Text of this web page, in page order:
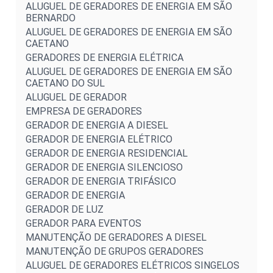
ALUGUEL DE GERADORES DE ENERGIA EM SÃO
BERNARDO
ALUGUEL DE GERADORES DE ENERGIA EM SÃO
CAETANO
GERADORES DE ENERGIA ELÉTRICA
ALUGUEL DE GERADORES DE ENERGIA EM SÃO
CAETANO DO SUL
ALUGUEL DE GERADOR
EMPRESA DE GERADORES
GERADOR DE ENERGIA A DIESEL
GERADOR DE ENERGIA ELÉTRICO
GERADOR DE ENERGIA RESIDENCIAL
GERADOR DE ENERGIA SILENCIOSO
GERADOR DE ENERGIA TRIFÁSICO
GERADOR DE ENERGIA
GERADOR DE LUZ
GERADOR PARA EVENTOS
MANUTENÇÃO DE GERADORES A DIESEL
MANUTENÇÃO DE GRUPOS GERADORES
ALUGUEL DE GERADORES ELÉTRICOS SINGELOS